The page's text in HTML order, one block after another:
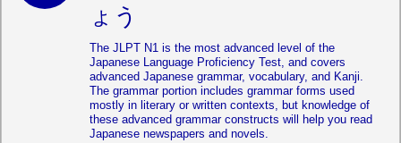
ょう
The JLPT N1 is the most advanced level of the
Japanese Language Proficiency Test, and covers
advanced Japanese grammar, vocabulary, and Kanji.
The grammar portion includes grammar forms used
mostly in literary or written contexts, but knowledge of
these advanced grammar constructs will help you read
Japanese newspapers and novels.